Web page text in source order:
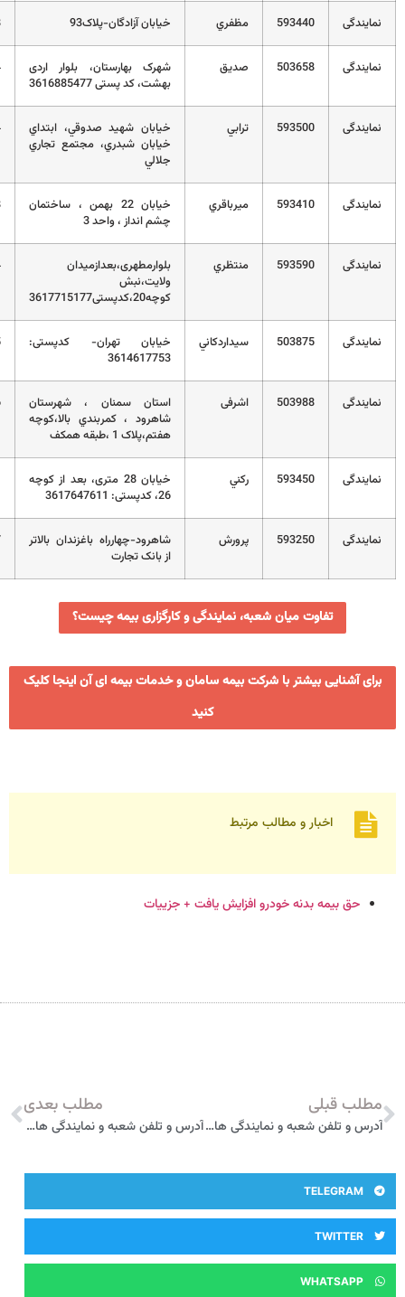
593440 مظفري خیابان آزادگان-پلاک93 32230128
503658 صديق
شهرک بهارستان، بلوار اردی
02332202274
593500
خيابان شهيد صدوقي، ابتداي
خيابان شبدري، مجتمع تجاري
2332247954
593410 ميرباقري
خیابان 22 بهمن ، ساختمان
02332243938
593590 منتظري
بلوارمطهری،بعدازمیدان
02332333164
503875 سيداردكاني
خیابان تهران- کدپستی:
0232348675
503988 اشرفی
استان سمنان ، شهرستان
شاهرود ، کمربندي بالا،کوچه
02332372026
593450
خیابان 28 متری، بعد از کوچه
32334921
593250 پرورش
شاهرود-چهارراه باغزندان بالاتر
023-32244887
میان شعبه، نمایندگی و کارگزاری بیمه چیست؟
با شرکت بیمه سامان و خدمات بیمه ای آن اینجا کلیک
و مطالب مرتبط
خودرو افزایش یافت + جزییات
آدرس و تلفن شعبه و نمایندگی های بیمه پارسیان در سمنان آدرس و تلفن شعبه و نمایندگی های بیمه پارسیان در ایرانشهر